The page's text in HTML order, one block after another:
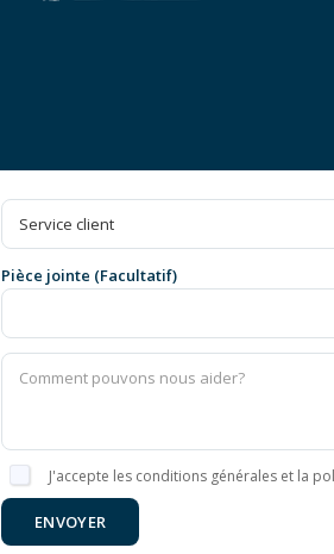
Pièce jointe (Facultatif)
J'accepte les conditions générales et la
ENVOYER